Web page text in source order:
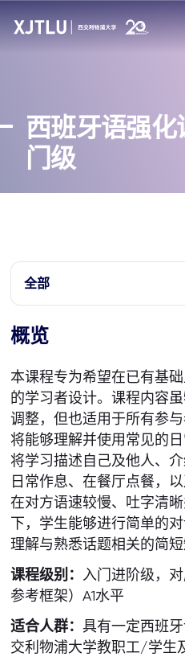
招生
校园生活
关于我们
西班牙语强
门级
全部
概览
本课程专为希望在已有基
的学习者设计。课程内容
调整，但也适用于所有参
将能够理解并使用常见的
将学习描述自己及他人、
日常作息、在餐厅点餐，
在对方语速较慢、吐字清
下，学生能够进行简单的
理解与熟悉话题相关的简短
课程级别： 入门进阶级，
参考框架）A1水平
适合人群： 具有一定西班
交利物浦大学教职工/学生